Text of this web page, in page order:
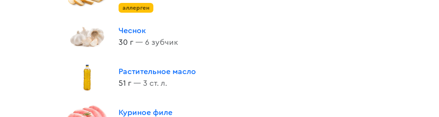
аллерген
Чеснок
30 г — 6 зубчик
Растительное масло
51 г — 3 ст. л.
Куриное филе